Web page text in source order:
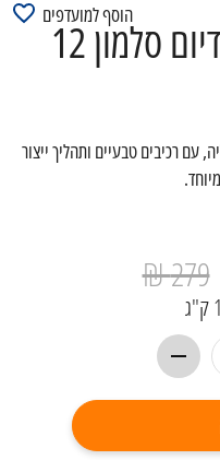
פרסטיג' לכלב בוגר מדיום סלמון 12
הוסף למועדפים
עם רכיבים טבעיים ותהליך ייצור
279 ₪